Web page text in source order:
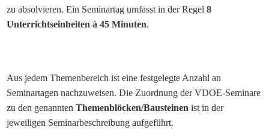
zu absolvieren. Ein Seminartag umfasst in der Regel8
Unterrichtseinheiten à 45 Minuten.
Aus jedem Themenbereich ist eine festgelegte Anzahl an
Seminartagen nachzuweisen. Die Zuordnung der VDOE-Seminare
zu den genanntenThemenblöcken/Bausteinen ist in der
jeweiligen Seminarbeschreibung aufgeführt.